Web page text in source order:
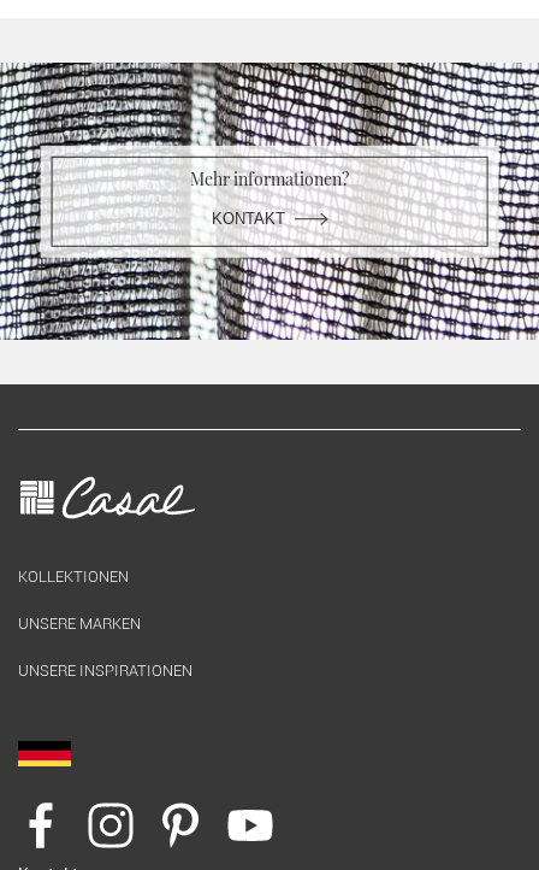
Mehr informationen?
KONTAKT
KOLLEKTIONEN
UNSERE MARKEN
UNSERE INSPIRATIONEN